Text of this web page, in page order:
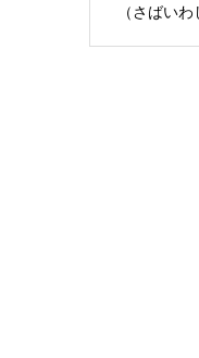
（さばいわ